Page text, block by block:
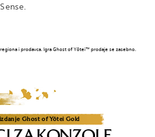
i prodavca. Igra Ghost of Yōtei™ prodaje se zasebno.
Ghost of Yōtei Gold